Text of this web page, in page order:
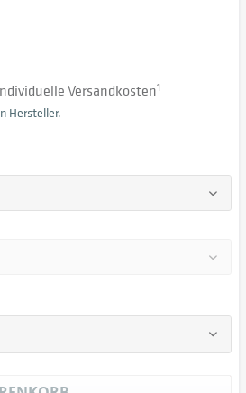
Versandkosten1
Hersteller.